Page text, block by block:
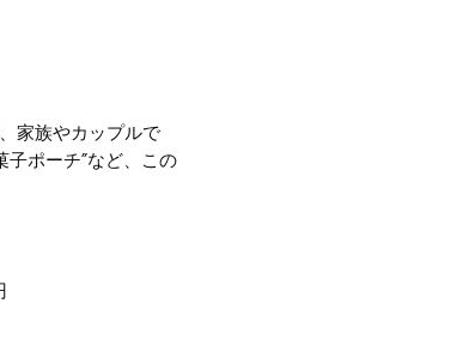
家族やカップルで
ポーチ”など、この